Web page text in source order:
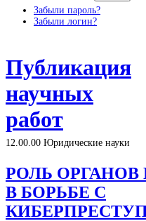
Забыли пароль?
Забыли логин?
Публикация
научных
работ
12.00.00 Юридические науки
РОЛЬ
В БОРЬБЕ С